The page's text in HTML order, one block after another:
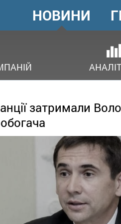
ГОЛОВНЕ
МЕНЮ
НОВИНИ
затримали